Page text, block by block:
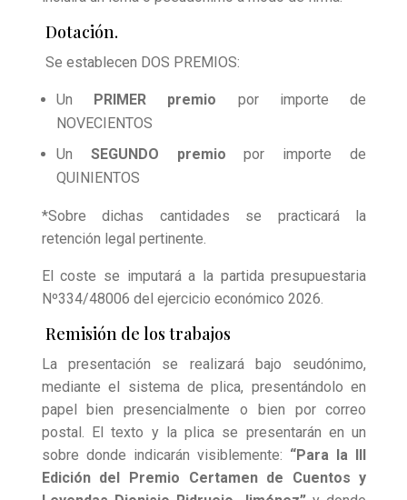
Dotación.
Se establecen DOS PREMIOS:
Un PRIMER premio por importe de
NOVECIENTOS
Un SEGUNDO premio por importe de
QUINIENTOS
*Sobre dichas cantidades se practicará la
retención legal pertinente.
El coste se imputará a la partida presupuestaria
Nº334/48006 del ejercicio económico 2026.
Remisión de los trabajos
La presentación se realizará bajo seudónimo,
mediante el sistema de plica, presentándolo en
papel bien presencialmente o bien por correo
postal. El texto y la plica se presentarán en un
sobre donde indicarán visiblemente: “Para la III
Edición del Premio Certamen de Cuentos y